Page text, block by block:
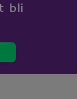
bli